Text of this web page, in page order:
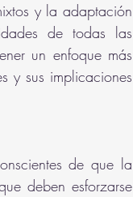
y la adaptación
de todas las
un enfoque más
y sus implicaciones
de que la
deben esforzarse